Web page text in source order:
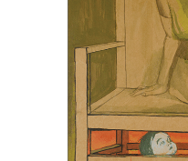
95.00